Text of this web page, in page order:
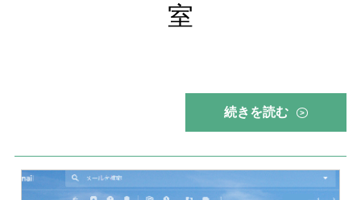
室
続きを読む >